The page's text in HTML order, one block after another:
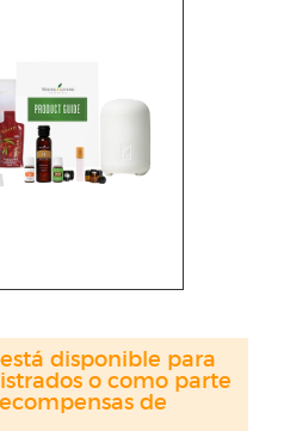
disponible para
o como parte
de